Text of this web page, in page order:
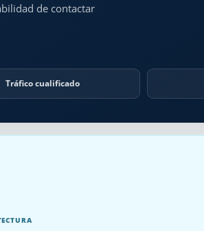
de contactar
Tráfico cualificado